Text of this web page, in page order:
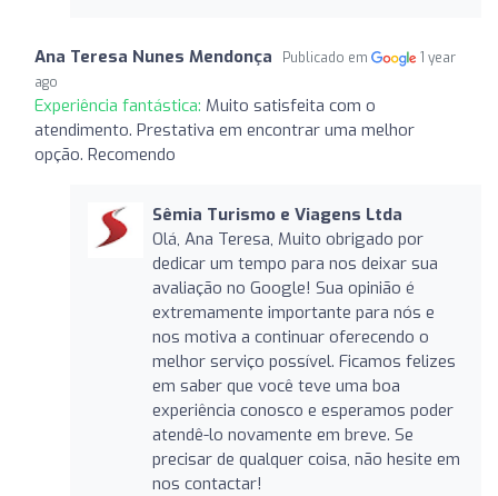
Ana Teresa Nunes Mendonça Publicado em
1 year
ago
Experiência fantástica: Muito satisfeita com o
atendimento. Prestativa em encontrar uma melhor
opção. Recomendo
Sêmia Turismo e Viagens Ltda
Olá, Ana Teresa, Muito obrigado por
dedicar um tempo para nos deixar sua
avaliação no Google! Sua opinião é
extremamente importante para nós e
nos motiva a continuar oferecendo o
melhor serviço possível. Ficamos felizes
em saber que você teve uma boa
experiência conosco e esperamos poder
atendê-lo novamente em breve. Se
precisar de qualquer coisa, não hesite em
nos contactar!